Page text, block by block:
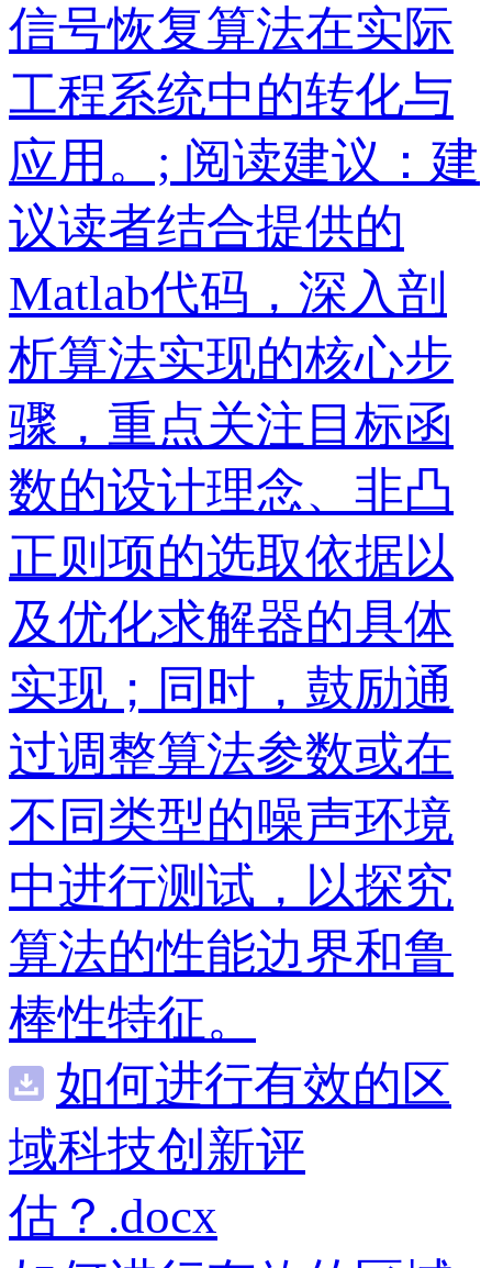
信号恢复算法在实际
工程系统中的转化与
应用。; 阅读建议：建
议读者结合提供的
Matlab代码，深入剖
析算法实现的核心步
骤，重点关注目标函
数的设计理念、非凸
正则项的选取依据以
及优化求解器的具体
实现；同时，鼓励通
过调整算法参数或在
不同类型的噪声环境
中进行测试，以探究
算法的性能边界和鲁
棒性特征。
如何进行有效的区
域科技创新评
估？.docx